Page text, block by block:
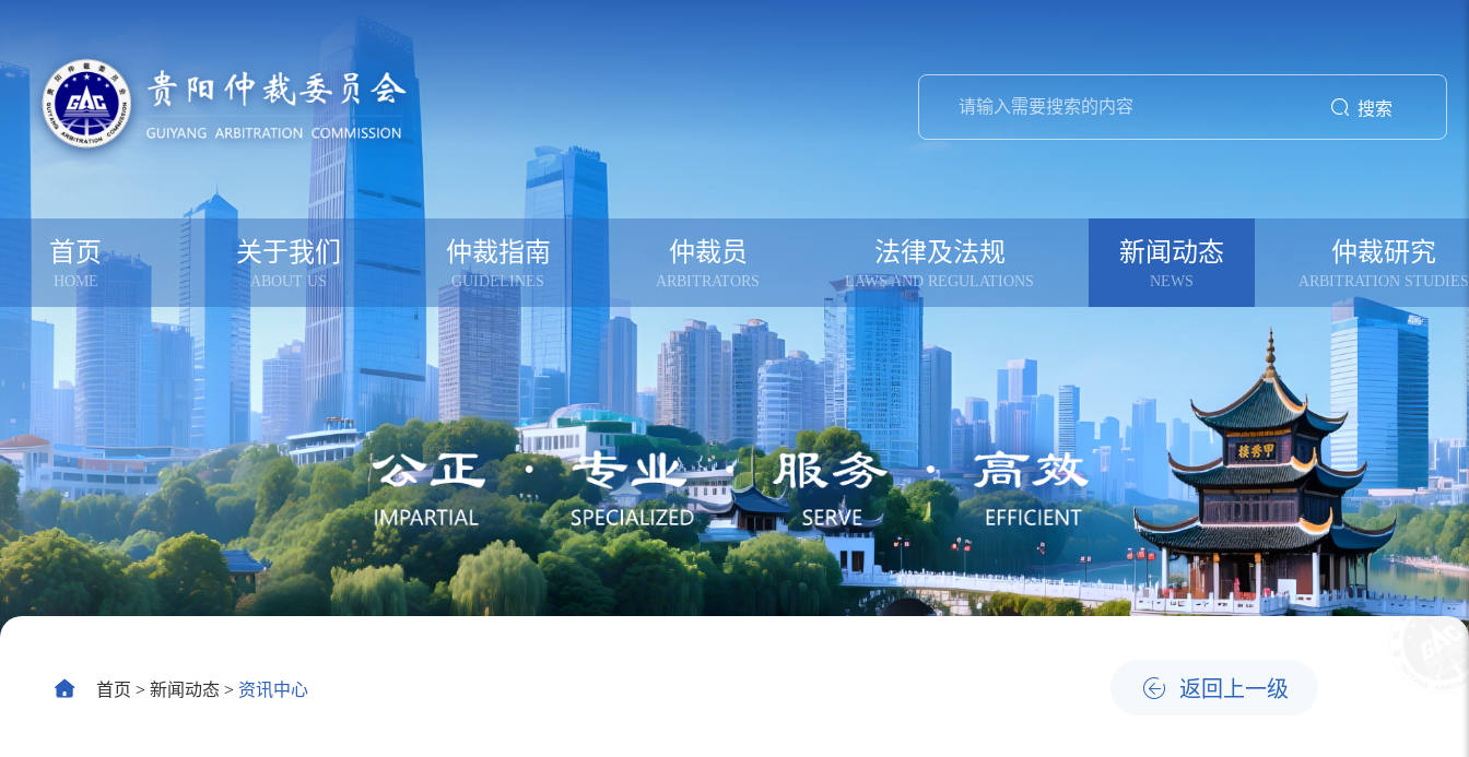
搜索
首页
HOME
关于我们
ABOUT US
贵仲简介
组成人员
办事机构
联系我们
仲裁指南
GUIDELINES
受案范围
怎样申请仲裁
案件受理流程
仲裁费用收取
仲裁文书下载
常见问题
仲裁员
ARBITRATORS
仲裁员名册
仲裁员守则
仲裁员办案端口
法律及法规
LAWS AND REGULATIONS
现行仲裁规则
历年仲裁规则
仲裁法
纽约公约
相关法律规范
新闻动态
NEWS
资讯中心
仲裁研究
ARBITRATION STUDIES
共话仲裁
仲裁专论
首页 > 新闻动态 > 资讯中心 返回上一级